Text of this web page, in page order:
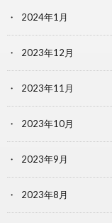
2024年1月
2023年12月
2023年11月
2023年10月
2023年9月
2023年8月